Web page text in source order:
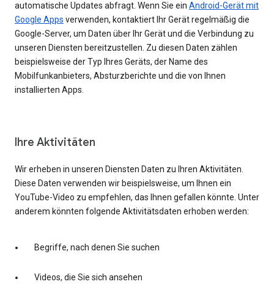
automatische Updates abfragt. Wenn Sie ein Android-Gerät mit
Google Apps verwenden, kontaktiert Ihr Gerät regelmäßig die
Google-Server, um Daten über Ihr Gerät und die Verbindung zu
unseren Diensten bereitzustellen. Zu diesen Daten zählen
beispielsweise der Typ Ihres Geräts, der Name des
Mobilfunkanbieters, Absturzberichte und die von Ihnen
installierten Apps.
Ihre Aktivitäten
Wir erheben in unseren Diensten Daten zu Ihren Aktivitäten.
Diese Daten verwenden wir beispielsweise, um Ihnen ein
YouTube-Video zu empfehlen, das Ihnen gefallen könnte. Unter
anderem könnten folgende Aktivitätsdaten erhoben werden:
Begriffe, nach denen Sie suchen
Videos, die Sie sich ansehen